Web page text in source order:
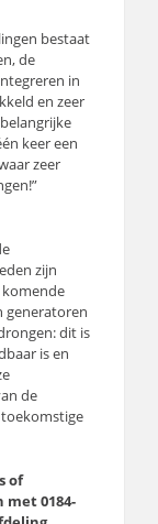
bestaat
de
in
en zeer
keer een
zeer
zijn
generatoren
dit is
is en
de
of
0184-